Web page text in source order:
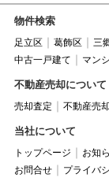
物件検索
足立区 葛飾区 三
中古一戸建て
マン
不動産売却について
売却査定 不動産売
当社について
トップページ お知
お問合せ
プライバ